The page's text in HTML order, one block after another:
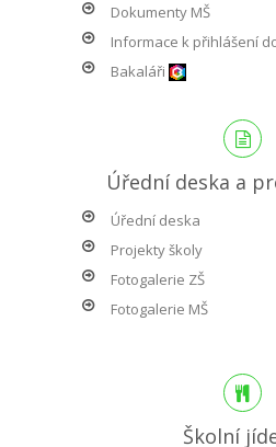
Dokumenty MŠ
Informace k přihlášení
Bakaláři
Úřední deska a
Úřední deska
Projekty školy
Fotogalerie ZŠ
Fotogalerie MŠ
Školní